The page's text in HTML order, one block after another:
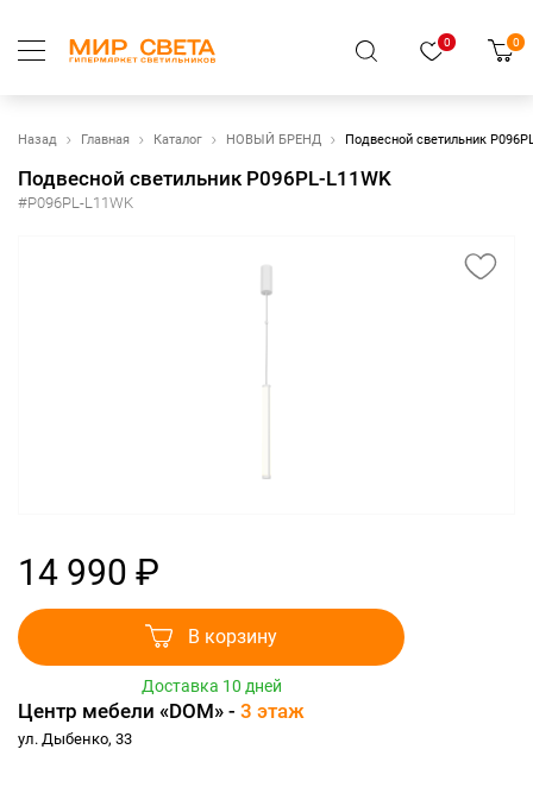
0 0
Назад Главная Каталог НОВЫЙ БРЕНД Подвесной светильник
Подвесной светильник P096PL-L11WK
#P096PL-L11WK
14 990 ₽
В корзину
Доставка 10 дней
Центр мебели «DOM» - 3 этаж
ул. Дыбенко, 33